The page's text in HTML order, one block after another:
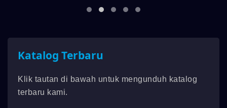
Katalog Terbaru
Klik tautan di bawah untuk mengunduh katalog
terbaru kami.